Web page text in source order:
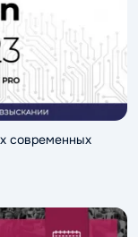
современных